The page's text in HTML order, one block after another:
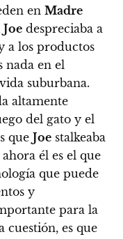
en Madre
Joe despreciaba a
a los productos
nada en el
suburbana.
altamente
del gato y el
que Joe stalkeaba
él es el que
que puede
y
para la
cuestión, es que